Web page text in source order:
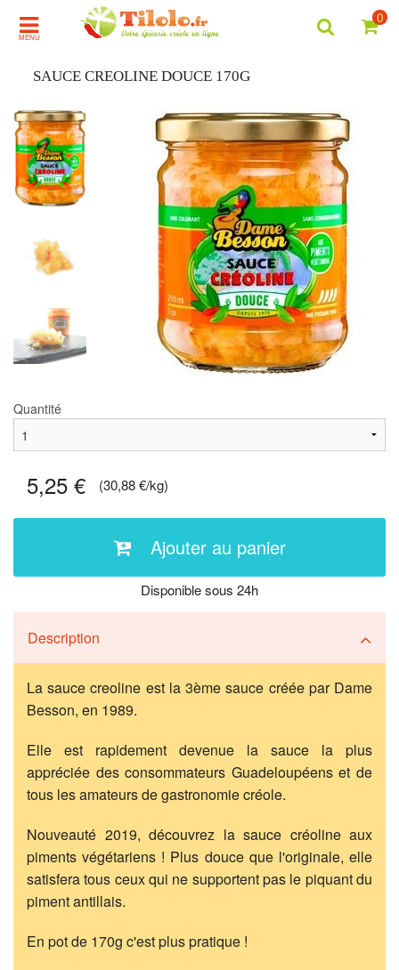
MENU
0
SAUCE CREOLINE DOUCE 170G
Quantité
5,25 € (30,88 €/kg)
Ajouter au panier
Disponible sous 24h
Description
La sauce creoline est la 3ème sauce créée par Dame
Besson, en 1989.
Elle est rapidement devenue la sauce la plus
appréciée des consommateurs Guadeloupéens et de
tous les amateurs de gastronomie créole.
Nouveauté 2019, découvrez la sauce créoline aux
piments végétariens ! Plus douce que l'originale, elle
satisfera tous ceux qui ne supportent pas le piquant du
piment antillais.
En pot de 170g c'est plus pratique !